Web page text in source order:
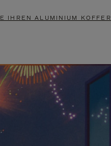
IHREN ALUMINIUM KOFFER